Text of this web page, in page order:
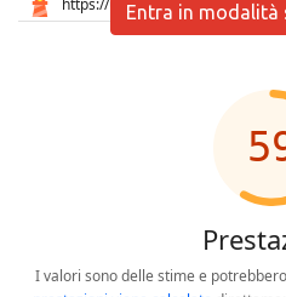
Entra in modalità